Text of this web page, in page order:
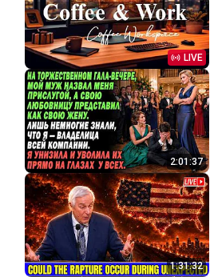
LIVE
2:01:37
1:31:32